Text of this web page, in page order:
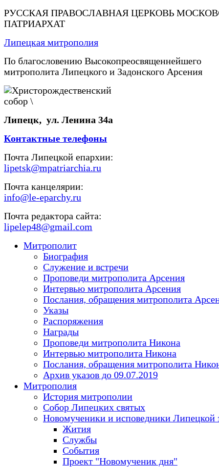
РУССКАЯ ПРАВОСЛАВНАЯ ЦЕРКОВЬ
ПАТРИАРХАТ
Липецкая митрополия
По благословению Высокопреосвященнейшего
митрополита Липецкого и Задонского Арсения
Липецк, ул. Ленина 34а
Контактные телефоны
Почта Липецкой епархии:
lipetsk@mpatriarchia.ru
Почта канцелярии:
info@le-eparchy.ru
Почта редактора сайта:
lipelep48@gmail.com
Митрополит
Биография
Служение и встречи
Проповеди митрополита Арсения
Интервью митрополита Арсения
Послания, обращения митрополита
Указы
Распоряжения
Награды
Проповеди митрополита Никона
Интервью митрополита Никона
Послания, обращения митрополита
Архив указов до 09.07.2019
Митрополия
История митрополии
Собор Липецких святых
Новомученики и исповедники Липецкой
Жития
Службы
События
Проект "Новомученик дня"